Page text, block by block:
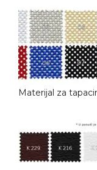
Materijal za